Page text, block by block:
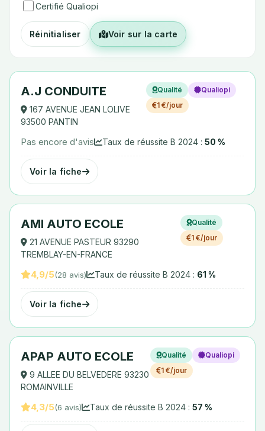
Certifié Qualiopi
Réinitialiser Voir sur la carte
A.J CONDUITE
167 AVENUE JEAN LOLIVE
93500 PANTIN
Qualité
Qualiopi
1 €/jour
Pas encore d'avis Taux de réussite B 2024 : 50 %
Voir la fiche
AMI AUTO ECOLE
21 AVENUE PASTEUR 93290
TREMBLAY-EN-FRANCE
Qualité
1 €/jour
4,9/5(28 avis) Taux de réussite B 2024 : 61 %
Voir la fiche
APAP AUTO ECOLE
9 ALLEE DU BELVEDERE 93230
ROMAINVILLE
Qualité
Qualiopi
1 €/jour
4,3/5(6 avis) Taux de réussite B 2024 : 57 %